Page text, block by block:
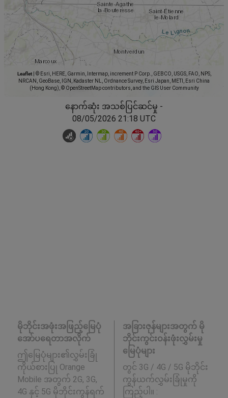
Leaflet
© Esri, HERE, Garmin, Intermap, increment P Corp., GEBCO, USGS, FAO, NPS,
NRCAN, GeoBase, IGN, Kadaster NL, Ordnance Survey, Esri Japan, METI, Esri China
(Hong Kong), © OpenStreetMap contributors, and the GIS User Community
နောက်ဆုံး အသစ်ပြင်ဆင်မှု -
08/05/2026 21:18 UTC
မိုဘိုင်းအဖုံးအဖြည့်မြေပုံ
အော်ပရေတာအလိုက်
ဤမြေပုံများ၏လွှမ်းခြုံ
ကိုယ်စားပြု Orange
Mobile အတွက် 2G, 3G,
4G နှင့် 5G မိုဘိုင်းကွန်ရက်
အခြားဇုန်များအတွက် မို
ဘိုင်းကွင်းဝန်းဖုံးလွှမ်းမှု
မြေပုံများ
တွင် 3G / 4G / 5G မိုဘိုင်း
ကွန်ယက်လွှမ်းခြုံမှုကို
ကြည့်ပါ။ :